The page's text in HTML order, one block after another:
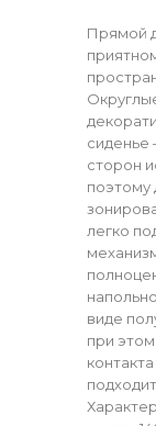
Прямой
сиденье
сторон
поэтому
легко
виде
при